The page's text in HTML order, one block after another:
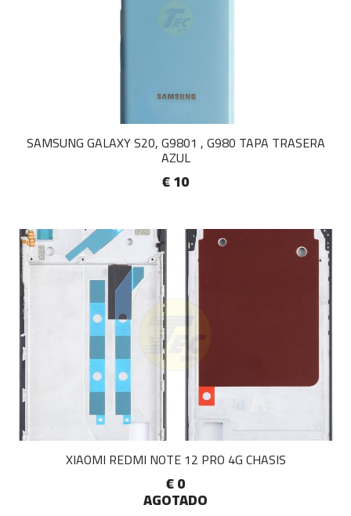
SAMSUNG GALAXY S20, G9801 , G980 TAPA TRASERA
AZUL
€ 10
XIAOMI REDMI NOTE 12 PRO 4G CHASIS
€ 0
AGOTADO